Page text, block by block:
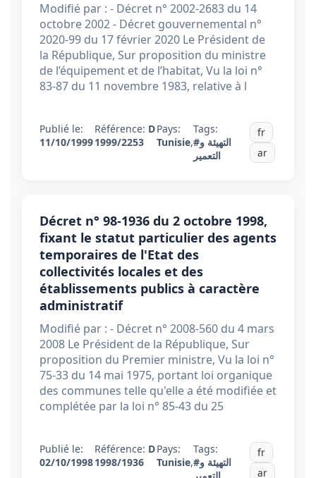
Modifié par : - Décret n° 2002-2683 du 14
octobre 2002 - Décret gouvernemental n°
2020-99 du 17 février 2020 Le Président de
la République, Sur proposition du ministre
de l’équipement et de l’habitat, Vu la loi n°
83-87 du 11 novembre 1983, relative à l
Publié le:
11/10/1999
Référence: D
1999/2253
Pays:
Tunisie,
Tags:
#التهيئة و
التعمير
fr
ar
Décret n° 98-1936 du 2 octobre 1998,
fixant le statut particulier des agents
temporaires de l'Etat des
collectivités locales et des
établissements publics à caractère
administratif
Modifié par : - Décret n° 2008-560 du 4 mars
2008 Le Président de la République, Sur
proposition du Premier ministre, Vu la loi n°
75-33 du 14 mai 1975, portant loi organique
des communes telle qu'elle a été modifiée et
complétée par la loi n° 85-43 du 25
Publié le:
02/10/1998
Référence: D
1998/1936
Pays:
Tunisie,
Tags:
#التهيئة و
fr
ar